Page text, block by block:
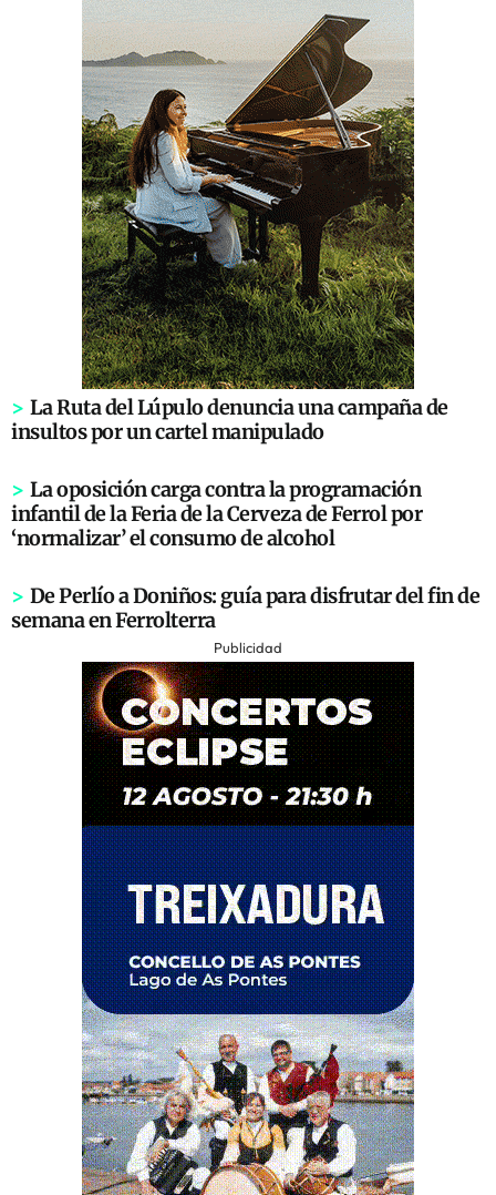
> La Ruta del Lúpulo denuncia una campaña de
insultos por un cartel manipulado
> La oposición carga contra la programación
infantil de la Feria de la Cerveza de Ferrol por
‘normalizar’ el consumo de alcohol
> De Perlío a Doniños: guía para disfrutar del fin de
semana en Ferrolterra
Publicidad